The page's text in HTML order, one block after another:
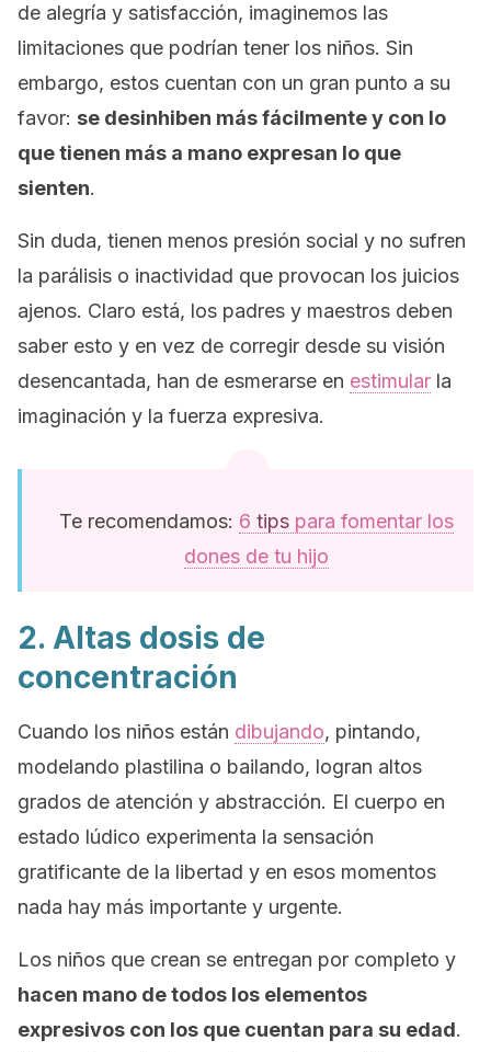
de alegría y satisfacción, imaginemos las
limitaciones que podrían tener los niños. Sin
embargo, estos cuentan con un gran punto a su
favor: se desinhiben más fácilmente y con lo
que tienen más a mano expresan lo que
sienten.
Sin duda, tienen menos presión social y no sufren
la parálisis o inactividad que provocan los juicios
ajenos. Claro está, los padres y maestros deben
saber esto y en vez de corregir desde su visión
desencantada, han de esmerarse en estimular la
imaginación y la fuerza expresiva.
Te recomendamos: 6 tips para fomentar los
dones de tu hijo
2. Altas dosis de
concentración
Cuando los niños están dibujando, pintando,
modelando plastilina o bailando, logran altos
grados de atención y abstracción. El cuerpo en
estado lúdico experimenta la sensación
gratificante de la libertad y en esos momentos
nada hay más importante y urgente.
Los niños que crean se entregan por completo y
hacen mano de todos los elementos
expresivos con los que cuentan para su edad.